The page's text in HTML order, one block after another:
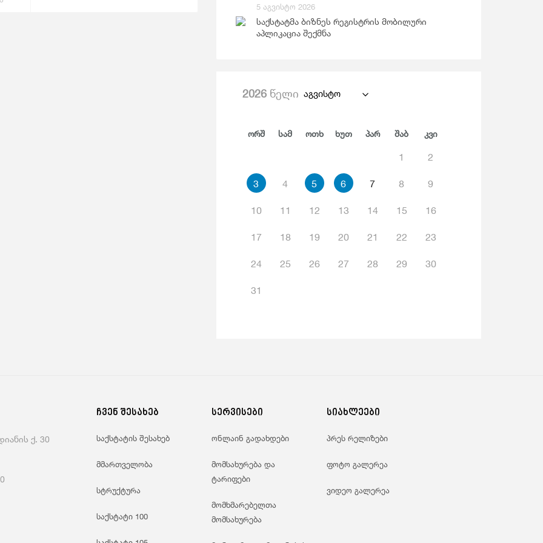
Ჯანდაცვა Და Სოციალური Უზრუნველყოფა
5 აგვისტო 2026
საქსტატმა ბიზნეს რეგისტრის მობილური
აპლიკაცია შექმნა
2026წელი აგვისტო
Ორშ Სამ Ოთხ Ხუთ Პარ Შაბ Კვი
1 2
3 4 5 6 7 8 9
10 11 12 13 14 15 16
17 18 19 20 21 22 23
24 25 26 27 28 29 30
31
ქ. 30
ჩვენ შესახებ
საქსტატის შესახებ
მმართველობა
სტრუქტურა
საქსტატი 100
სერვისები
ონლაინ გადახდები
მომსახურება და
ტარიფები
მომხმარებელთა
მომსახურება
სიახლეები
პრეს რელიზები
ფოტო გალერეა
ვიდეო გალერეა